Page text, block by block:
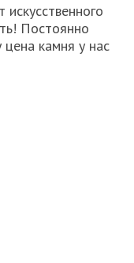
Постоянно
цена камня у нас